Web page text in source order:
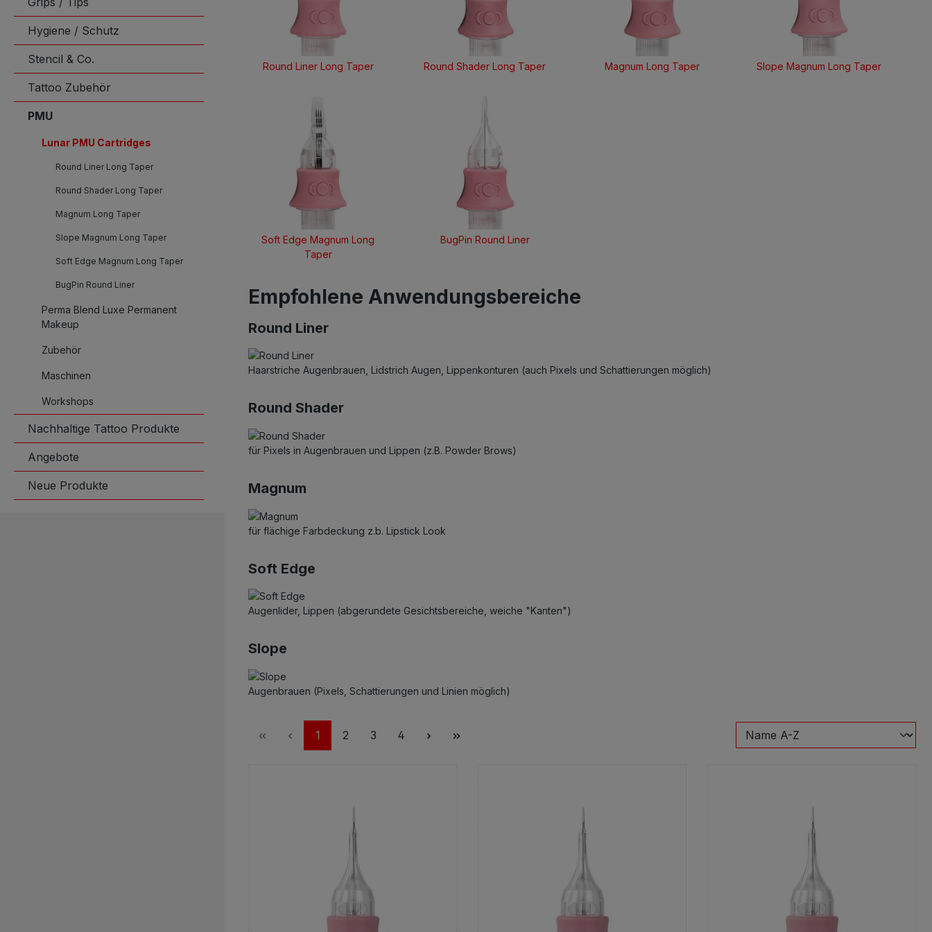
Hygiene / Schutz
Stencil & Co.
Tattoo Zubehör
PMU
Lunar PMU Cartridges
Round Liner Long Taper
Round Shader Long Taper
Magnum Long Taper
Slope Magnum Long Taper
Soft Edge Magnum Long Taper
BugPin Round Liner
Perma Blend Luxe Permanent
Makeup
Zubehör
Maschinen
Workshops
Nachhaltige Tattoo Produkte
Angebote
Neue Produkte
Round Liner Long Taper Round Shader Long Taper Magnum Long Taper Slope Magnum Long Taper
Soft Edge Magnum Long
Taper
BugPin Round Liner
Empfohlene Anwendungsbereiche
Round Liner
Haarstriche Augenbrauen, Lidstrich Augen, Lippenkonturen (auch Pixels und Schattierungen möglich)
Round Shader
für Pixels in Augenbrauen und Lippen (z.B. Powder Brows)
Magnum
für flächige Farbdeckung z.b. Lipstick Look
Soft Edge
Augenlider, Lippen (abgerundete Gesichtsbereiche, weiche "Kanten")
Slope
Augenbrauen (Pixels, Schattierungen und Linien möglich)
Seite
1 Seite
2 Seite
3 Seite
4